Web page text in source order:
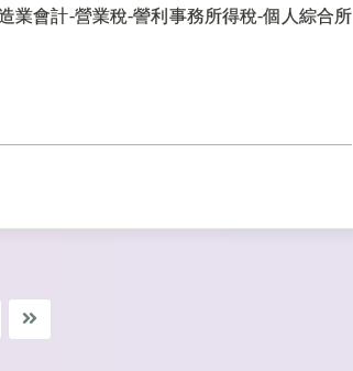
業會計-營業稅-謍利事務所得稅-個人綜合所